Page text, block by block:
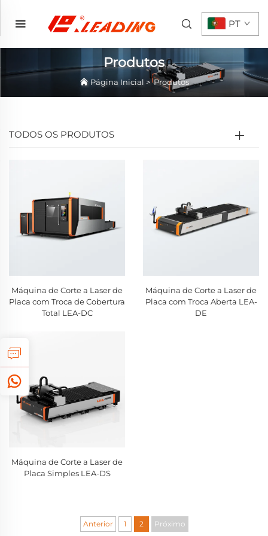
PT
Produtos
Página Inicial >Produtos
TODOS OS PRODUTOS
Máquina de Corte a Laser de
Placa com Troca de Cobertura
Total LEA-DC
Máquina de Corte a Laser de
Placa com Troca Aberta LEA-
DE
Máquina de Corte a Laser de
Placa Simples LEA-DS
Anterior 1 2 Próximo